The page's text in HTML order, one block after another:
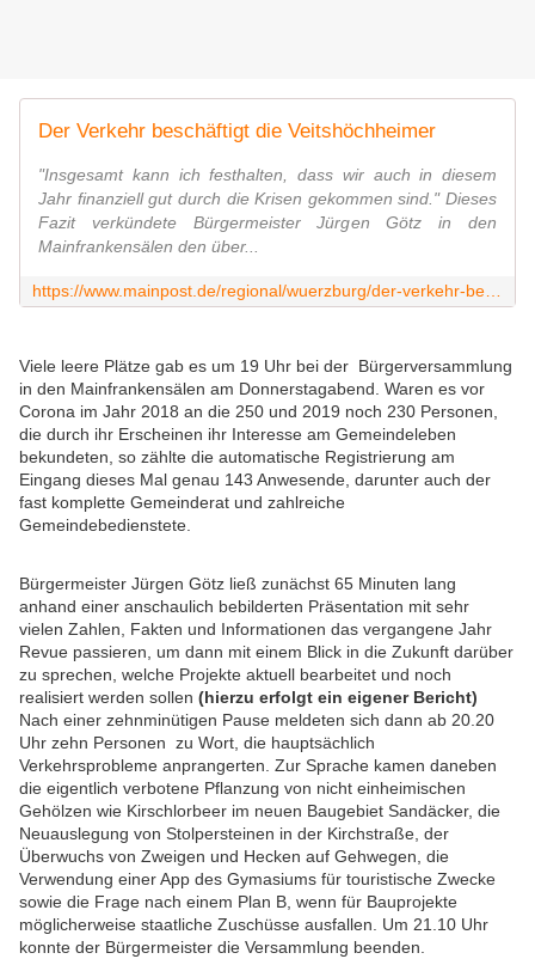
Der Verkehr beschäftigt die Veitshöchheimer
"Insgesamt kann ich festhalten, dass wir auch in diesem
Jahr finanziell gut durch die Krisen gekommen sind." Dieses
Fazit verkündete Bürgermeister Jürgen Götz in den
Mainfrankensälen den über...
Viele leere Plätze gab es um 19 Uhr bei der Bürgerversammlung
in den Mainfrankensälen am Donnerstagabend. Waren es vor
Corona im Jahr 2018 an die 250 und 2019 noch 230 Personen,
die durch ihr Erscheinen ihr Interesse am Gemeindeleben
bekundeten, so zählte die automatische Registrierung am
Eingang dieses Mal genau 143 Anwesende, darunter auch der
fast komplette Gemeinderat und zahlreiche
Gemeindebedienstete.
Bürgermeister Jürgen Götz ließ zunächst 65 Minuten lang
anhand einer anschaulich bebilderten Präsentation mit sehr
vielen Zahlen, Fakten und Informationen das vergangene Jahr
Revue passieren, um dann mit einem Blick in die Zukunft darüber
zu sprechen, welche Projekte aktuell bearbeitet und noch
realisiert werden sollen (hierzu erfolgt ein eigener Bericht)
Nach einer zehnminütigen Pause meldeten sich dann ab 20.20
Uhr zehn Personen zu Wort, die hauptsächlich
Verkehrsprobleme anprangerten. Zur Sprache kamen daneben
die eigentlich verbotene Pflanzung von nicht einheimischen
Gehölzen wie Kirschlorbeer im neuen Baugebiet Sandäcker, die
Neuauslegung von Stolpersteinen in der Kirchstraße, der
Überwuchs von Zweigen und Hecken auf Gehwegen, die
Verwendung einer App des Gymasiums für touristische Zwecke
sowie die Frage nach einem Plan B, wenn für Bauprojekte
möglicherweise staatliche Zuschüsse ausfallen. Um 21.10 Uhr
konnte der Bürgermeister die Versammlung beenden.